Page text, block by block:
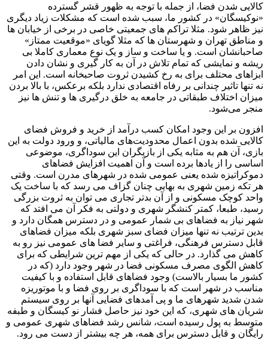
کالایی شدن فضا، از جمله با توجه به ظهور قشر گسترده
«نوکیسگان» در کشور ما، سبب شده است که مشکلات زیاد دیگری
نیز ظاهر شود. مثلا تراکم های جمعیتی خاصی در برخی از خیابان ها
و مناطق تهران و شهرستان ها که مثلا گویای «موقعیت ممتاز»
صاحبانشان است. و یا ساخت و ساز و یک نوع معماری کاملا بی
ریشه و نمایشی که تمام تلاش در آن به کار گیری و نشان دادن
ابزاهای محتلف برای به رخ کشیدن ثروت صاحبخانه است. این امر
نه تنها تاثیر چندانی بر رفاه اقتصادی ندارد بلکه برعکس، با بالا بردن
میزان اختلاف طبقاتی در جامعه به خلق درگیری ها و تنش ها نیز
منجر می‌شود.
افزون بر این وجود امکان کسب درآمد از خرید و فروش فضای
کالایی شده بدون اعمال محدودیت‌های مالیاتی، و ورود دولت به این
بازی، آن هم به مثابه یکی از بازیگران این سوداگری، موضوعی
اساسی را از یادها برده است و آن اهمیت افزایش فضاهای
دموکراتیزه شده یعنی عمومی شده در شهرهای مدرن است. وقتی
هر تکه زمین شهری به بهایی چنان گزاف می رسد که با ساخت یک
واحد کوچک مسکونی و از آن بدتر تجاری می توان به ثروت بزرگی
رسید، طبعا، کمتر کنشگر شهری و دولتی به فکر آن می افتد که
شهر نیاز به فضاهای بی شمار عمومی و در دسترس همگان دارد و
بدین ترتیب نه تنها میزان فضای سبز شهری بلکه میزان فضاهای
قابل دسترس فرهنگی، فراغتی و سایر فضا های عمومی نیز رو به
کاهش می گذارد. در حالی که یکی از مهم ترین شرایطی که برای
کاهش الگوی مصرف مسکونی فضا در شهر وجود دارد (که در
کشور ما بسیار بالاست) وجود فضاهای قابل استفاده و با کیفیت
مناسب در شهر است که با سوداگری بر روی فضا و با موتوریزه
شدن شدید شهرهای ما و پی آمدهای فضایی آنها بر روی سیستم
شریان های شهری، که این خود نیز حاصل فشار نو کیسگان و طبفه
متوسط به پول رسیده است، شانس رشد فضاهای شهری عمومی و
رایگان و قابل دسترس برای همه، هر چه بیشتر از دست می رود.